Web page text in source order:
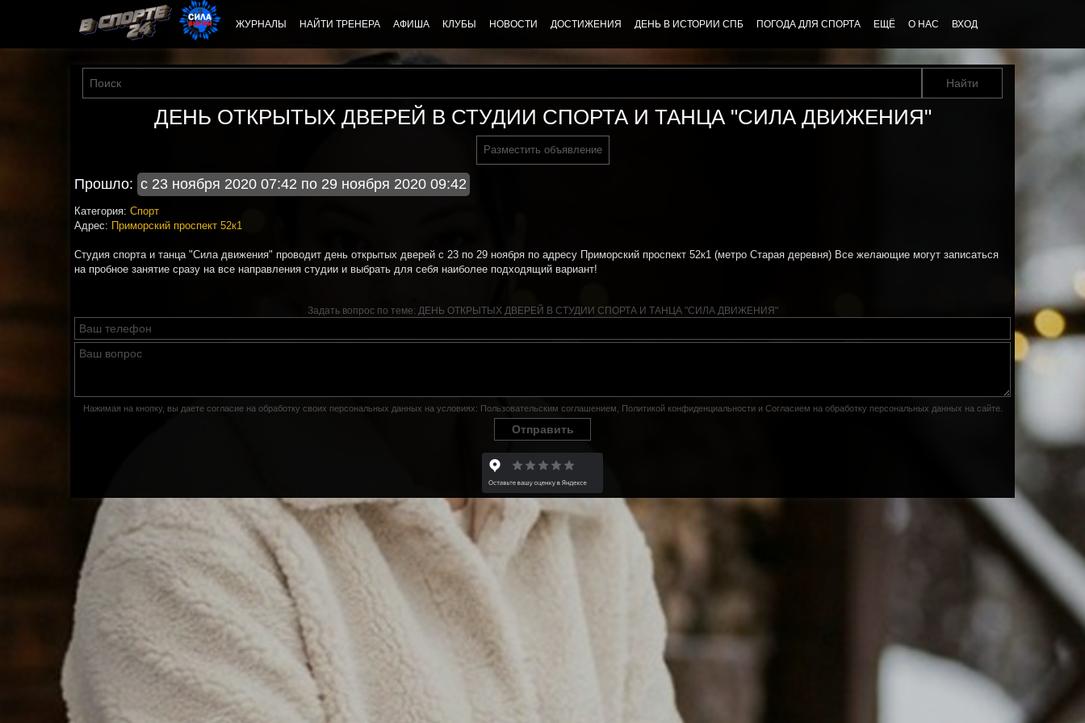
ЖУРНАЛЫ НАЙТИ ТРЕНЕРА АФИША КЛУБЫ НОВОСТИ ДОСТИЖЕНИЯ ДЕНЬ В ИСТОРИИ СПБ ПОГОДА ДЛЯ СПОРТА ЕЩЁ О НАС ВХОД
ДЕНЬ ОТКРЫТЫХ ДВЕРЕЙ В СТУДИИ СПОРТА И ТАНЦА "СИЛА ДВИЖЕНИЯ"
Разместить объявление
Прошло: с 23 ноября 2020 07:42 по 29 ноября 2020 09:42
Категория: Спорт
Адрес: Приморский проспект 52к1
Студия спорта и танца "Сила движения" проводит день открытых дверей с 23 по 29 ноября по адресу Приморский проспект 52к1 (метро Старая деревня) Все желающие могут записаться
на пробное занятие сразу на все направления студии и выбрать для себя наиболее подходящий вариант!
Задать вопрос по теме: ДЕНЬ ОТКРЫТЫХ ДВЕРЕЙ В СТУДИИ СПОРТА И ТАНЦА "СИЛА ДВИЖЕНИЯ"
Нажимая на кнопку, вы даете согласие на обработку своих персональных данных на условиях: Пользовательским соглашением Политикой конфиденциальностии Согласием на обработку персональных данных на сайте.
Отправить